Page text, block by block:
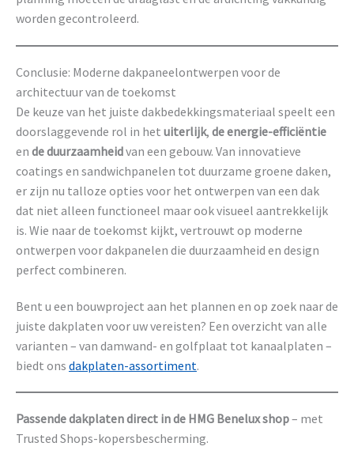
worden gecontroleerd.
Conclusie: Moderne dakpaneelontwerpen voor de
architectuur van de toekomst
De keuze van het juiste dakbedekkingsmateriaal speelt een
doorslaggevende rol in het uiterlijk, de energie-efficiëntie
en de duurzaamheidvan een gebouw. Van innovatieve
coatings en sandwichpanelen tot duurzame groene daken,
er zijn nu talloze opties voor het ontwerpen van een dak
dat niet alleen functioneel maar ook visueel aantrekkelijk
is. Wie naar de toekomst kijkt, vertrouwt op moderne
ontwerpen voor dakpanelen die duurzaamheid en design
perfect combineren.
Bent u een bouwproject aan het plannen en op zoek naar de
juiste dakplaten voor uw vereisten? Een overzicht van alle
varianten – van damwand- en golfplaat tot kanaalplaten –
biedt ons dakplaten-assortiment.
Passende dakplaten direct in de HMG Benelux shop– met
Trusted Shops-kopersbescherming.